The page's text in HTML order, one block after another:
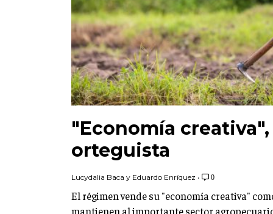
"Economía
orteguista
Lucydalia Baca y Eduardo Enríquez • 0
El régimen vende su "economía creativa"
mantienen al importante sector